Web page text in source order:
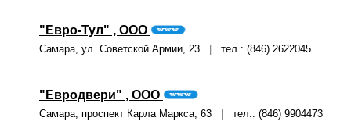
"Евро-Тул" , ООО
Самара, ул. Советской Армии, 23 тел.: (846) 2622045
"Евродвери" , ООО
Самара, проспект Карла Маркса, 63 тел.: (846) 9904473